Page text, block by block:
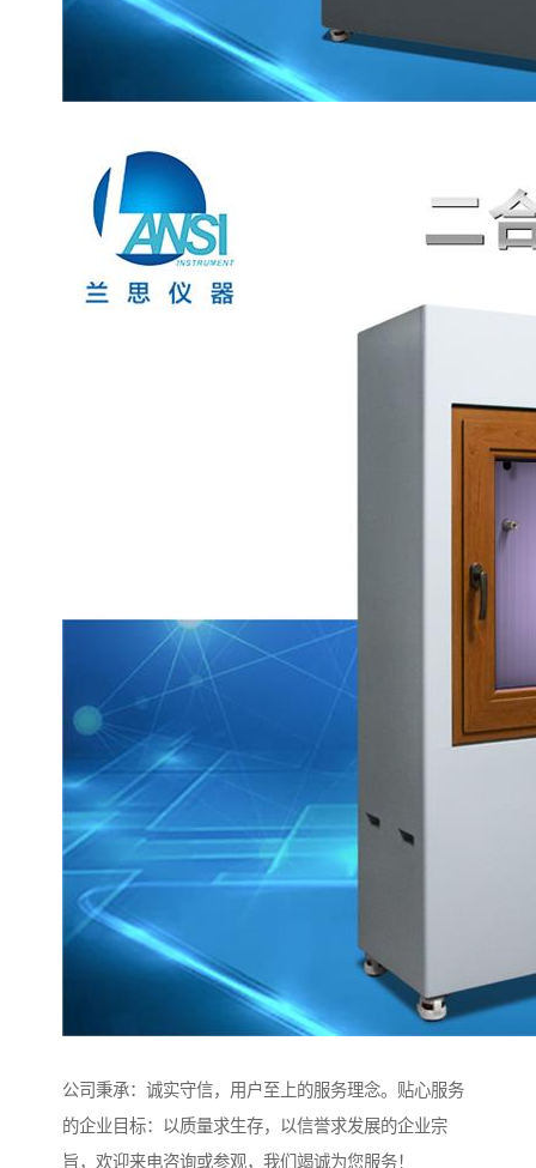
公司秉承：诚实守信，用户至上的服务理念。贴心服务
的企业目标：以质量求生存，以信誉求发展的企业宗
旨，欢迎来电咨询或参观，我们竭诚为您服务！